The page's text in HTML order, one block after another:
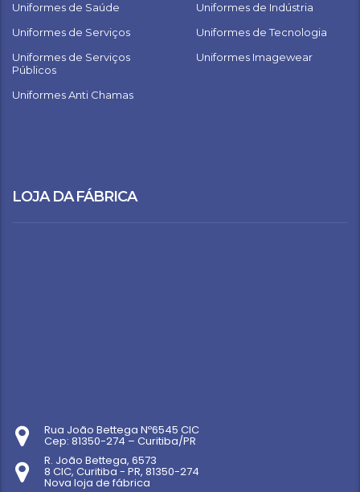
Uniformes de Saúde
Uniformes de Indústria
Uniformes de Serviços
Uniformes de Tecnologia
Uniformes de Serviços
Públicos
Uniformes Imagewear
Uniformes Anti Chamas
LOJA DA FÁBRICA
Rua João Bettega Nº6545 CIC
Cep: 81350-274 – Curitiba/PR
R. João Bettega, 6573
8 CIC, Curitiba - PR, 81350-274
Nova loja de fábrica